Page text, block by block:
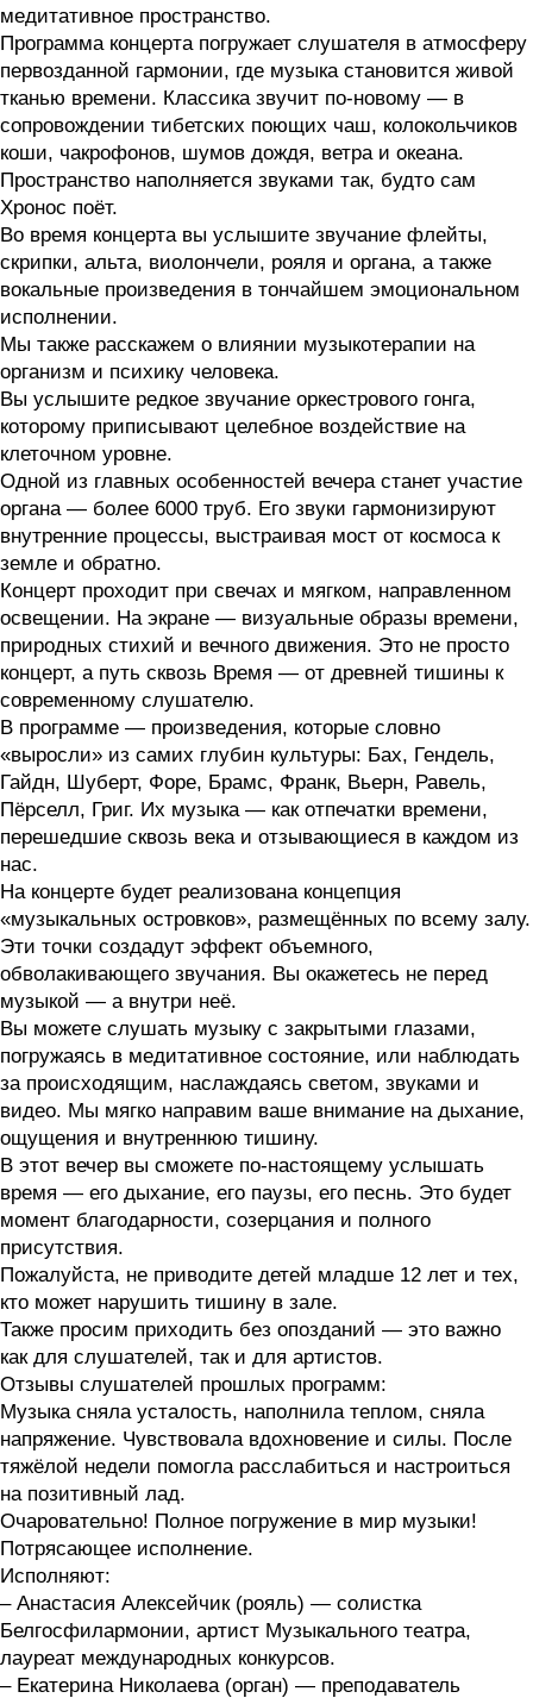
медитативное пространство.
Программа концерта погружает слушателя в атмосферу
первозданной гармонии, где музыка становится живой
тканью времени. Классика звучит по-новому — в
сопровождении тибетских поющих чаш, колокольчиков
коши, чакрофонов, шумов дождя, ветра и океана.
Пространство наполняется звуками так, будто сам
Хронос поёт.
Во время концерта вы услышите звучание флейты,
скрипки, альта, виолончели, рояля и органа, а также
вокальные произведения в тончайшем эмоциональном
исполнении.
Мы также расскажем о влиянии музыкотерапии на
организм и психику человека.
Вы услышите редкое звучание оркестрового гонга,
которому приписывают целебное воздействие на
клеточном уровне.
Одной из главных особенностей вечера станет участие
органа — более 6000 труб. Его звуки гармонизируют
внутренние процессы, выстраивая мост от космоса к
земле и обратно.
Концерт проходит при свечах и мягком, направленном
освещении. На экране — визуальные образы времени,
природных стихий и вечного движения. Это не просто
концерт, а путь сквозь Время — от древней тишины к
современному слушателю.
В программе — произведения, которые словно
«выросли» из самих глубин культуры: Бах, Гендель,
Гайдн, Шуберт, Форе, Брамс, Франк, Вьерн, Равель,
Пёрселл, Григ. Их музыка — как отпечатки времени,
перешедшие сквозь века и отзывающиеся в каждом из
нас.
На концерте будет реализована концепция
«музыкальных островков», размещённых по всему залу.
Эти точки создадут эффект объемного,
обволакивающего звучания. Вы окажетесь не перед
музыкой — а внутри неё.
Вы можете слушать музыку с закрытыми глазами,
погружаясь в медитативное состояние, или наблюдать
за происходящим, наслаждаясь светом, звуками и
видео. Мы мягко направим ваше внимание на дыхание,
ощущения и внутреннюю тишину.
В этот вечер вы сможете по-настоящему услышать
время — его дыхание, его паузы, его песнь. Это будет
момент благодарности, созерцания и полного
присутствия.
Пожалуйста, не приводите детей младше 12 лет и тех,
кто может нарушить тишину в зале.
Также просим приходить без опозданий — это важно
как для слушателей, так и для артистов.
Отзывы слушателей прошлых программ:
Музыка сняла усталость, наполнила теплом, сняла
напряжение. Чувствовала вдохновение и силы. После
тяжёлой недели помогла расслабиться и настроиться
на позитивный лад.
Очаровательно! Полное погружение в мир музыки!
Потрясающее исполнение.
Исполняют:
– Анастасия Алексейчик (рояль) — солистка
Белгосфилармонии, артист Музыкального театра,
лауреат международных конкурсов.
– Екатерина Николаева (орган) — преподаватель